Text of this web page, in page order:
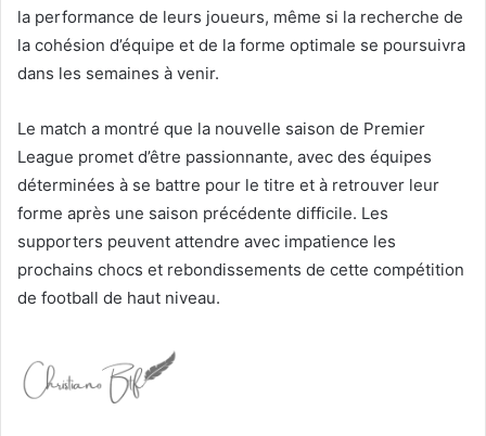
la performance de leurs joueurs, même si la recherche de
la cohésion d’équipe et de la forme optimale se poursuivra
dans les semaines à venir.
Le match a montré que la nouvelle saison de Premier
League promet d’être passionnante, avec des équipes
déterminées à se battre pour le titre et à retrouver leur
forme après une saison précédente difficile. Les
supporters peuvent attendre avec impatience les
prochains chocs et rebondissements de cette compétition
de football de haut niveau.